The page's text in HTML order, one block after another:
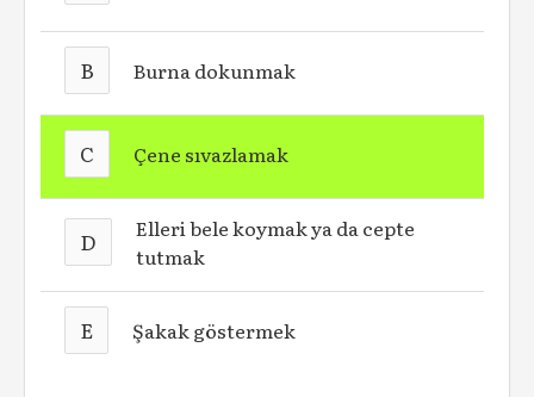
B Burna dokunmak
C Çene sıvazlamak
D
Elleri bele koymak ya da cepte
tutmak
E Şakak göstermek